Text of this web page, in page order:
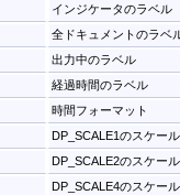
インジケータのラベル
全ドキュメントのラベ
出力中のラベル
経過時間のラベル
時間フォーマット
DP_SCALE1のスケール
DP_SCALE2のスケール
DP_SCALE4のスケール